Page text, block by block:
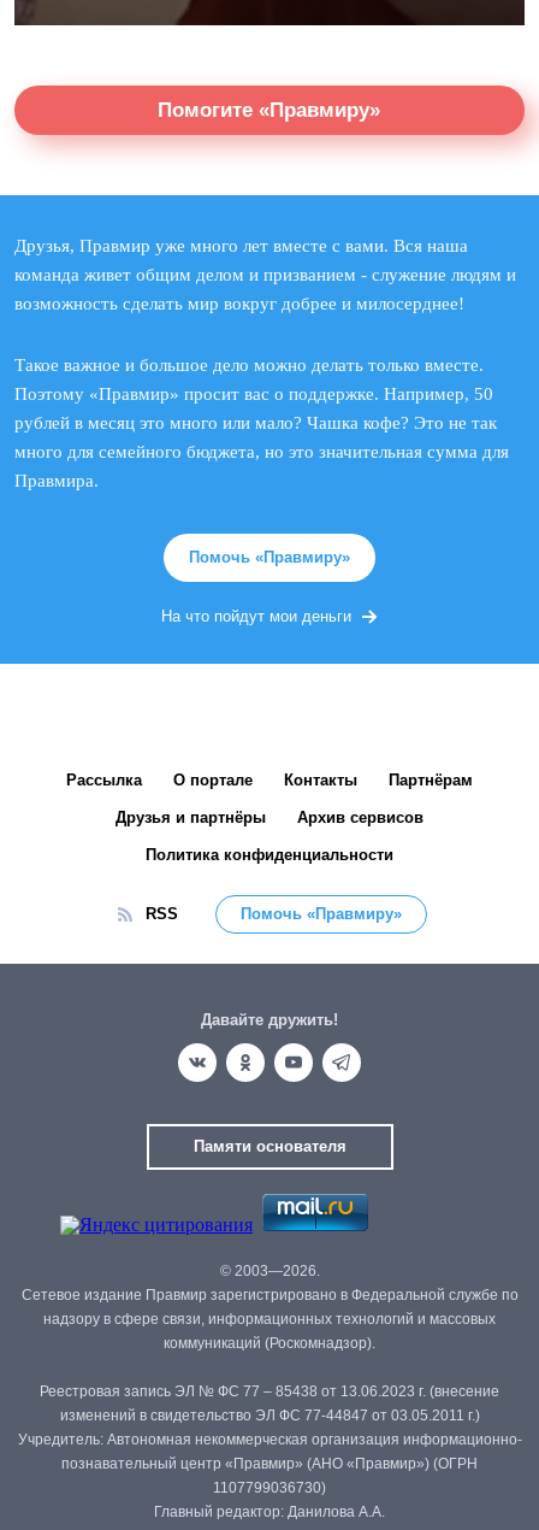
Помогите «Правмиру»
Друзья, Правмир уже много лет вместе с вами. Вся наша
команда живет общим делом и призванием - служение людям и
возможность сделать мир вокруг добрее и милосерднее!
Такое важное и большое дело можно делать только вместе.
Поэтому «Правмир» просит вас о поддержке. Например, 50
рублей в месяц это много или мало? Чашка кофе? Это не так
много для семейного бюджета, но это значительная сумма для
Правмира.
Помочь «Правмиру»
На что пойдут мои деньги
Рассылка О портале Контакты Партнёрам
Друзья и партнёры Архив сервисов
Политика конфиденциальности
RSS Помочь «Правмиру»
Давайте дружить!
Памяти основателя
© 2003—2026.
Сетевое издание Правмир зарегистрировано в Федеральной службе по
надзору в сфере связи, информационных технологий и массовых
коммуникаций (Роскомнадзор).
Реестровая запись ЭЛ № ФС 77 – 85438 от 13.06.2023 г. (внесение
изменений в свидетельство ЭЛ ФС 77-44847 от 03.05.2011 г.)
Учредитель: Автономная некоммерческая организация информационно-
познавательный центр «Правмир» (АНО «Правмир») (ОГРН
1107799036730)
Главный редактор: Данилова А.А.